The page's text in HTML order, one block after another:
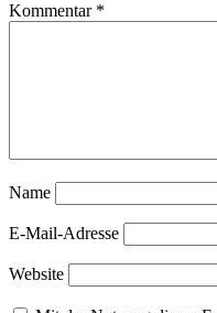
Kommentar *
Name
E-Mail-Adresse
Website